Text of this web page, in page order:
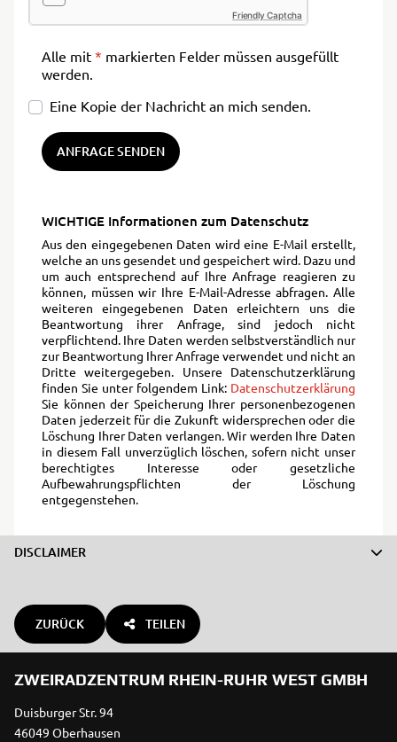
Friendly Captcha
Alle mit * markierten Felder müssen ausgefüllt
werden.
Eine Kopie der Nachricht an mich senden.
ANFRAGE SENDEN
WICHTIGE Informationen zum Datenschutz
Aus den eingegebenen Daten wird eine E-Mail erstellt,
welche an uns gesendet und gespeichert wird. Dazu und
um auch entsprechend auf Ihre Anfrage reagieren zu
können, müssen wir Ihre E-Mail-Adresse abfragen. Alle
weiteren eingegebenen Daten erleichtern uns die
Beantwortung ihrer Anfrage, sind jedoch nicht
verpflichtend. Ihre Daten werden selbstverständlich nur
zur Beantwortung Ihrer Anfrage verwendet und nicht an
Dritte weitergegeben. Unsere Datenschutzerklärung
finden Sie unter folgendem Link: Datenschutzerklärung
Sie können der Speicherung Ihrer personenbezogenen
Daten jederzeit für die Zukunft widersprechen oder die
Löschung Ihrer Daten verlangen. Wir werden Ihre Daten
in diesem Fall unverzüglich löschen, sofern nicht unser
berechtigtes Interesse oder gesetzliche
Aufbewahrungspflichten der Löschung
entgegenstehen.
DISCLAIMER
ZURÜCK TEILEN
ZWEIRADZENTRUM RHEIN-RUHR WEST GMBH
Duisburger Str. 94
46049 Oberhausen